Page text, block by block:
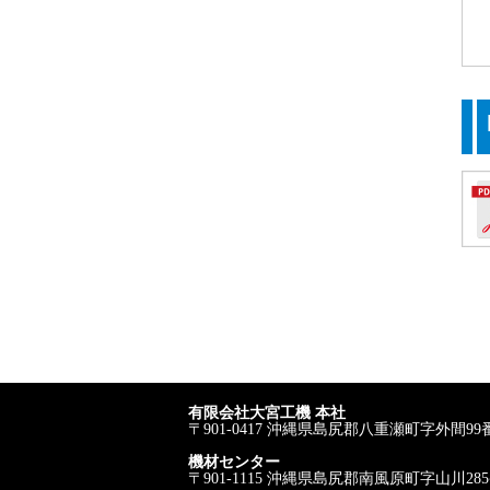
有限会社大宮工機 本社
〒901-0417 沖縄県島尻郡八重瀬町字外間99
機材センター
〒901-1115 沖縄県島尻郡南風原町字山川